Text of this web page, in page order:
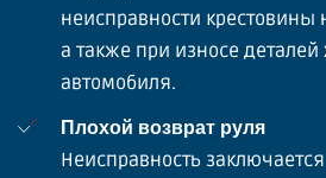
неисправности крестовины
а также при износе деталей
автомобиля.
Плохой возврат руля
Неисправность